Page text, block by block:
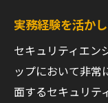
実務経験を活か
セキュリティエン
ップにおいて非常
面するセキュリテ